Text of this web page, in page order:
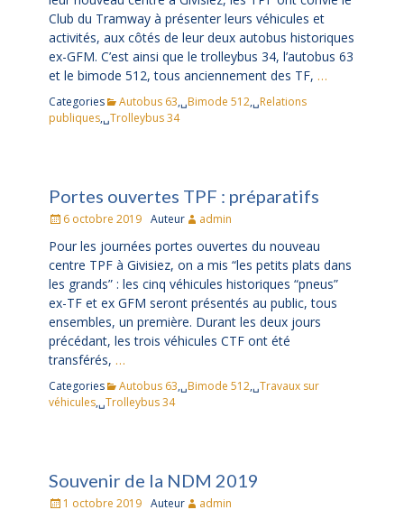
Club du Tramway à présenter leurs véhicules et
activités, aux côtés de leur deux autobus historiques
ex-GFM. C’est ainsi que le trolleybus 34, l’autobus 63
et le bimode 512, tous anciennement des TF, …
Categories Autobus 63,␣Bimode 512,␣Relations
publiques,␣Trolleybus 34
Portes ouvertes TPF : préparatifs
Posté6 octobre 2019 Auteur admin
Pour les journées portes ouvertes du nouveau
centre TPF à Givisiez, on a mis “les petits plats dans
les grands” : les cinq véhicules historiques “pneus”
ex-TF et ex GFM seront présentés au public, tous
ensembles, un première. Durant les deux jours
précédant, les trois véhicules CTF ont été
transférés, …
Categories Autobus 63,␣Bimode 512,␣Travaux sur
véhicules,␣Trolleybus 34
Souvenir de la NDM 2019
Posté1 octobre 2019 Auteur admin